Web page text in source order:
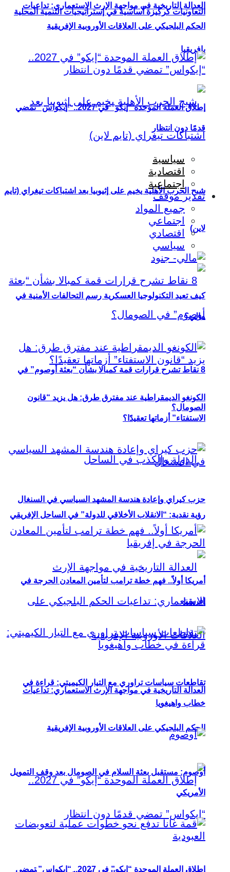
التعاونيات كركيزة أساسية في إستراتيجيات التنمية المحلية
بإفريقيا
شبح الحرب الأهلية يخيم على إثيوبيا بعد اشتباكات تيغراي (تايم
لاين)
8 نقاط تشرح قرارات قمة كمبالا بشأن “بعثة أوصوم” في
الصومال؟
رؤية نقدية: “الانقلاب الأخلاقي للدولة” في الساحل الإفريقي
العدالة التاريخية في مواجهة الإرث الاستعماري: تداعيات
الحكم البلجيكي على العلاقات الأوروبية الإفريقية
إطلاق العملة الموحدة “إيكو” في 2027.. “إيكواس” تمضي
العدالة التاريخية في مواجهة الإرث الاستعماري: تداعيات
الحكم البلجيكي على العلاقات الأوروبية الإفريقية
إطلاق العملة الموحدة “إيكو” في 2027.. “إيكواس” تمضي
قدمًا دون انتظار
سياسية
اقتصادية
اجتماعية
تقدير موقف
جميع المواد
اجتماعي
اقتصادي
سياسي
كيف تعيد التكنولوجيا العسكرية رسم التحالفات الأمنية في
مالي؟
الكونغو الديمقراطية عند مفترق طرق: هل يزيد “قانون
الاستفتاء” أزماتها تعقيدًا؟
حزب كيراي وإعادة هندسة المشهد السياسي في السنغال
أمريكا أولاً.. فهم خطة ترامب لتأمين المعادن الحرجة في
إفريقيا
تقاطعات سياسات تراوري مع التيار الكيميتي: قراءة في
خطاب واهيغويا
أوصوم: مستقبل بعثة السلام في الصومال بعد وقف التمويل
الأمريكي